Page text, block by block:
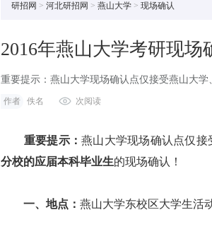
研招网 > 河北研招网 > 燕山大学 > 现场确认
2016年燕山大学考研现场
重要提示：燕山大学现场确认点仅接受燕山大
作者 佚名 次阅读
重要提示： 燕山大学现场确认点仅接
分校的应届本科毕业生的现场确认！
一、地点： 燕山大学东校区大学生活